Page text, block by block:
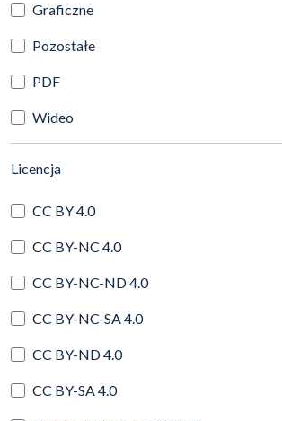
Graficzne
Pozostałe
PDF
Wideo
Licencja(automatyczne przeładowanie treści)
CC BY 4.0
CC BY-NC 4.0
CC BY-NC-ND 4.0
CC BY-NC-SA 4.0
CC BY-ND 4.0
CC BY-SA 4.0